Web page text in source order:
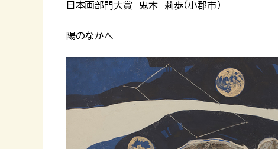
日本画部門大賞 鬼木 莉歩（小郡市）
陽のなかへ